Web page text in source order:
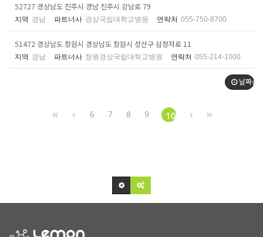
52727 경상남도 진주시 경남 진주시 강남로 79
지역 경남 파트너사 경상국립대학교병원 연락처 055-750-8700
51472 경상남도 창원시 경상남도 창원시 성산구 삼정자로 11
지역 경남 파트너사 창원경상국립대학교병원 연락처 055-214-1000
날짜순
6 7 8 9 10